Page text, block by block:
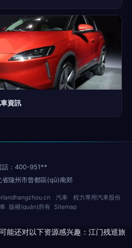
資訊
話：400-951**
省隨州市曾都區(qū)南郊
汽車
程力專用汽車股份
版權(quán)所有 Sitemap
能还对以下资源感兴趣：江门残巡旅